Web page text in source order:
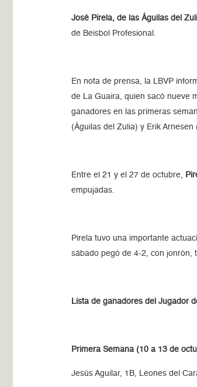
José Pirela, de las Águilas del
de Beisbol Profesional.
En nota de prensa, la LBVP
de La Guaira, quien sacó nueve
ganadores en las primeras
(Águilas del Zulia) y Erik
Entre el 21 y el 27 de octubre,
empujadas.
Pirela tuvo una importante
sábado pegó de 4-2, con jonrón,
Lista de ganadores del Jugador
Primera Semana (10 a 13 de
Jesús Aguilar, 1B, Leones del